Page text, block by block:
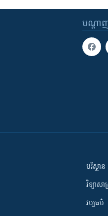
បណ្តា
បរិស្ថាន
វិទ្យាសា
វប្បធម៌